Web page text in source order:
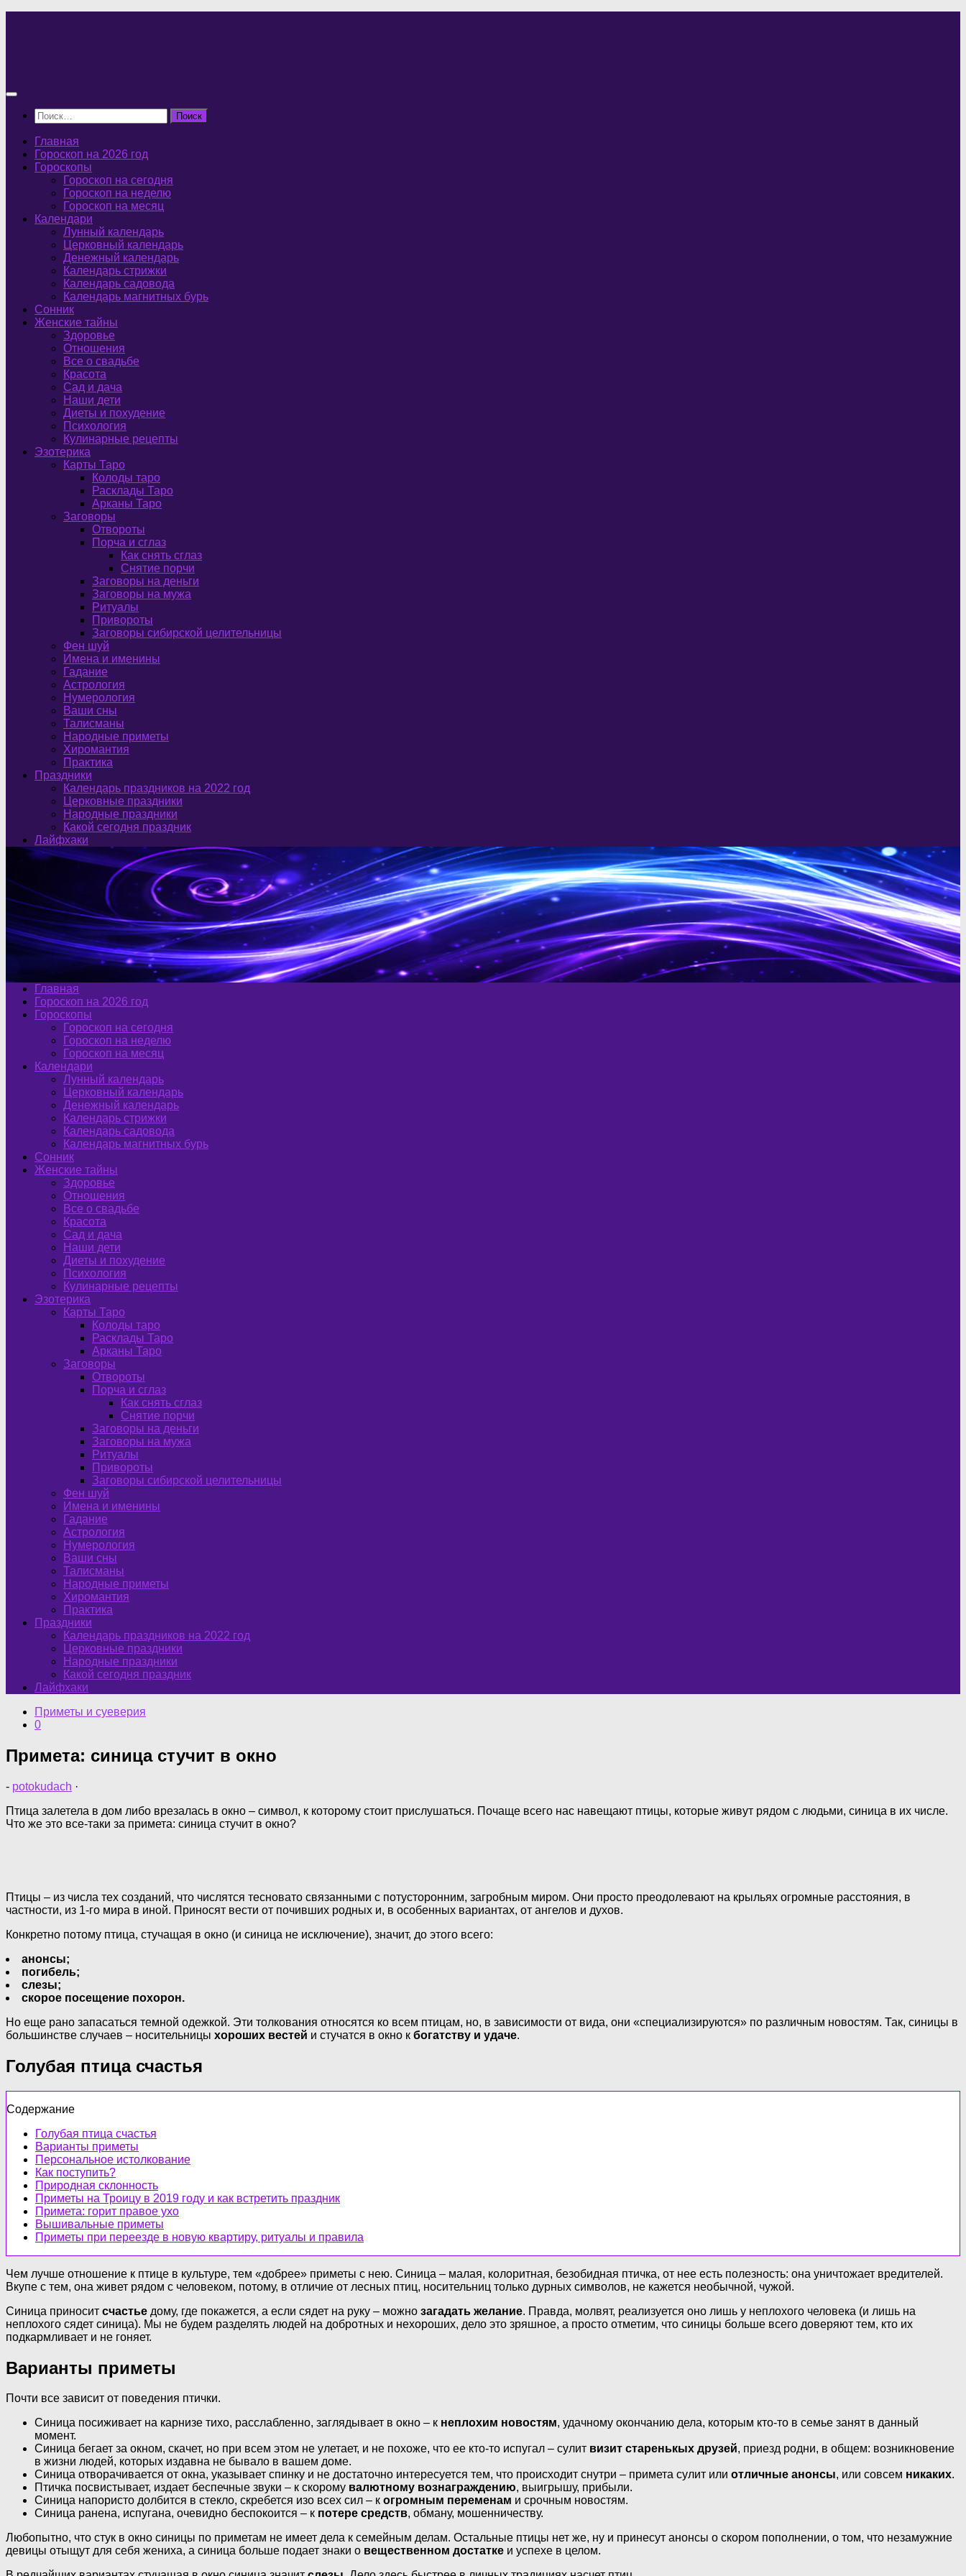
Найти:
Главная
Гороскоп на 2026 год
Гороскопы
Гороскоп на сегодня
Гороскоп на неделю
Гороскоп на месяц
Календари
Лунный календарь
Церковный календарь
Денежный календарь
Календарь стрижки
Календарь садовода
Календарь магнитных бурь
Сонник
Женские тайны
Здоровье
Отношения
Все о свадьбе
Красота
Сад и дача
Наши дети
Диеты и похудение
Психология
Кулинарные рецепты
Эзотерика
Карты Таро
Колоды таро
Расклады Таро
Арканы Таро
Заговоры
Отвороты
Порча и сглаз
Как снять сглаз
Снятие порчи
Заговоры на деньги
Заговоры на мужа
Ритуалы
Привороты
Заговоры сибирской целительницы
Фен шуй
Имена и именины
Гадание
Астрология
Нумерология
Ваши сны
Талисманы
Народные приметы
Хиромантия
Практика
Праздники
Календарь праздников на 2022 год
Церковные праздники
Народные праздники
Какой сегодня праздник
Лайфхаки
Главная
Гороскоп на 2026 год
Гороскопы
Гороскоп на сегодня
Гороскоп на неделю
Гороскоп на месяц
Календари
Лунный календарь
Церковный календарь
Денежный календарь
Календарь стрижки
Календарь садовода
Календарь магнитных бурь
Сонник
Женские тайны
Здоровье
Отношения
Все о свадьбе
Красота
Сад и дача
Наши дети
Диеты и похудение
Психология
Кулинарные рецепты
Эзотерика
Карты Таро
Колоды таро
Расклады Таро
Арканы Таро
Заговоры
Отвороты
Порча и сглаз
Как снять сглаз
Снятие порчи
Заговоры на деньги
Заговоры на мужа
Ритуалы
Привороты
Заговоры сибирской целительницы
Фен шуй
Имена и именины
Гадание
Астрология
Нумерология
Ваши сны
Талисманы
Народные приметы
Хиромантия
Практика
Праздники
Календарь праздников на 2022 год
Церковные праздники
Народные праздники
Какой сегодня праздник
Лайфхаки
Приметы и суеверия
0
Примета: синица стучит в окно
- potokudach ·
Птица залетела в дом либо врезалась в окно – символ, к которому стоит прислушаться. Почаще всего нас навещают птицы, которые живут рядом с людьми, синица в их числе.
Что же это все-таки за примета: синица стучит в окно?
Птицы – из числа тех созданий, что числятся тесновато связанными с потусторонним, загробным миром. Они просто преодолевают на крыльях огромные расстояния, в
частности, из 1-го мира в иной. Приносят вести от почивших родных и, в особенных вариантах, от ангелов и духов.
Конкретно потому птица, стучащая в окно (и синица не исключение), значит, до этого всего:
анонсы;
погибель;
слезы;
скорое посещение похорон.
Но еще рано запасаться темной одежкой. Эти толкования относятся ко всем птицам, но, в зависимости от вида, они «специализируются» по различным новостям. Так, синицы в
большинстве случаев – носительницы хороших вестей и стучатся в окно к богатству и удаче.
Голубая птица счастья
Содержание
Голубая птица счастья
Варианты приметы
Персональное истолкование
Как поступить?
Природная склонность
Приметы на Троицу в 2019 году и как встретить праздник
Примета: горит правое ухо
Вышивальные приметы
Приметы при переезде в новую квартиру, ритуалы и правила
Чем лучше отношение к птице в культуре, тем «добрее» приметы с нею. Синица – малая, колоритная, безобидная птичка, от нее есть полезность: она уничтожает вредителей.
Вкупе с тем, она живет рядом с человеком, потому, в отличие от лесных птиц, носительниц только дурных символов, не кажется необычной, чужой.
Синица приносит счастье дому, где покажется, а если сядет на руку – можно загадать желание. Правда, молвят, реализуется оно лишь у неплохого человека (и лишь на
неплохого сядет синица). Мы не будем разделять людей на добротных и нехороших, дело это зряшное, а просто отметим, что синицы больше всего доверяют тем, кто их
подкармливает и не гоняет.
Варианты приметы
Почти все зависит от поведения птички.
Синица посиживает на карнизе тихо, расслабленно, заглядывает в окно – к неплохим новостям, удачному окончанию дела, которым кто-то в семье занят в данный
момент.
Синица бегает за окном, скачет, но при всем этом не улетает, и не похоже, что ее кто-то испугал – сулит визит старенькых друзей, приезд родни, в общем: возникновение
в жизни людей, которых издавна не бывало в вашем доме.
Синица отворачивается от окна, указывает спинку и не достаточно интересуется тем, что происходит снутри – примета сулит или отличные анонсы, или совсем никаких.
Птичка посвистывает, издает беспечные звуки – к скорому валютному вознаграждению, выигрышу, прибыли.
Синица напористо долбится в стекло, скребется изо всех сил – к огромным переменам и срочным новостям.
Синица ранена, испугана, очевидно беспокоится – к потере средств, обману, мошенничеству.
Любопытно, что стук в окно синицы по приметам не имеет дела к семейным делам. Остальные птицы нет же, ну и принесут анонсы о скором пополнении, о том, что незамужние
девицы отыщут для себя жениха, а синица больше подает знаки о вещественном достатке и успехе в целом.